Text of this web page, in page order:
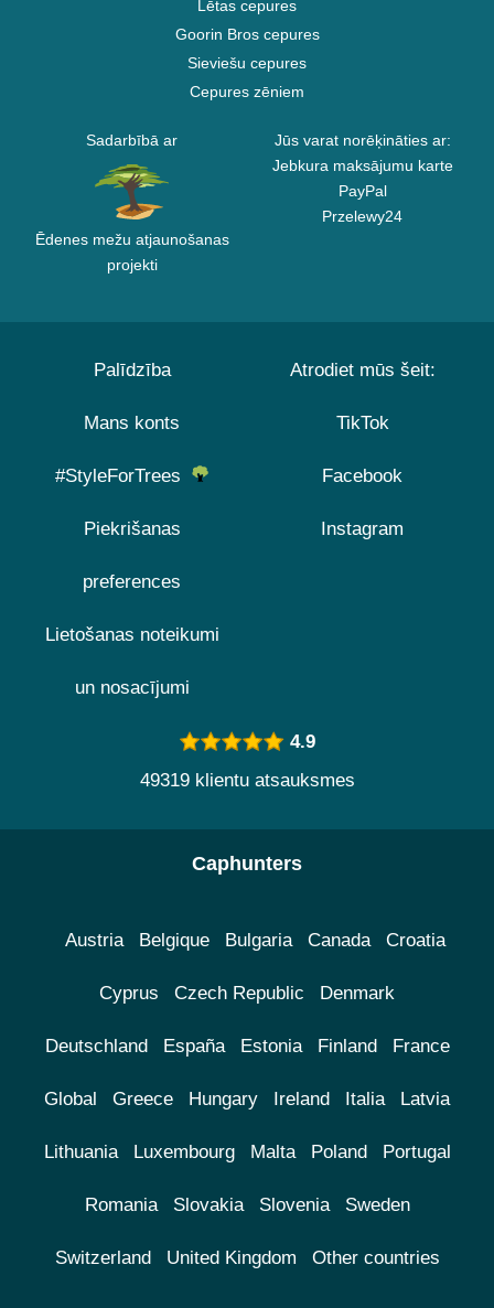
Lētas cepures
Goorin Bros cepures
Sieviešu cepures
Cepures zēniem
Sadarbībā ar
Ēdenes mežu atjaunošanas
projekti
Jūs varat norēķināties ar:
Jebkura maksājumu karte
PayPal
Przelewy24
Palīdzība
Mans konts
#StyleForTrees
Piekrišanas
preferences
Lietošanas noteikumi
un nosacījumi
Atrodiet mūs šeit:
TikTok
Facebook
Instagram
4.9
49319 klientu atsauksmes
Caphunters
Austria Belgique Bulgaria Canada Croatia
Cyprus Czech Republic Denmark
Deutschland España Estonia Finland France
Global Greece Hungary Ireland Italia Latvia
Lithuania Luxembourg Malta Poland Portugal
Romania Slovakia Slovenia Sweden
Switzerland United Kingdom Other countries